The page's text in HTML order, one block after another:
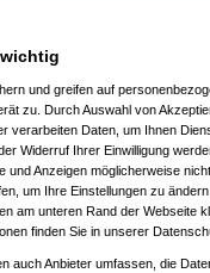
und greifen auf
zu. Durch Auswahl von
verarbeiten Daten, um Ihnen
Widerruf Ihrer Einwilligung
und Anzeigen möglicherweise
um Ihre Einstellungen zu
am unteren Rand der Webseite
finden Sie in unserer
auch Anbieter umfassen, die